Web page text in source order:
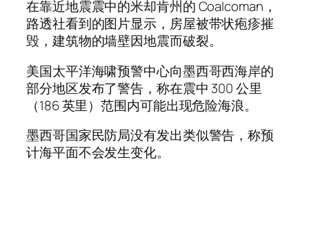
在靠近地震震中的米却肯州的 Coalcoman，
路透社看到的图片显示，房屋被带状疱疹摧
毁，建筑物的墙壁因地震而​​破裂。
美国太平洋海啸预警中心向墨西哥西海岸的
部分地区发布了警告，称在震中 300 公里
（186 英里）范围内可能出现危险海浪。
墨西哥国家民防局没有发出类似警告，称预
计海平面不会发生变化。